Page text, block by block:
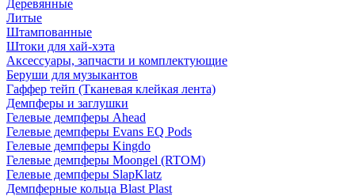
Деревянные
Литые
Штампованные
Штоки для хай-хэта
Аксессуары, запчасти и комплектующие
Беруши для музыкантов
Гаффер тейп (Тканевая клейкая лента)
Демпферы и заглушки
Гелевые демпферы Ahead
Гелевые демпферы Evans EQ Pods
Гелевые демпферы Kingdo
Гелевые демпферы Moongel (RTOM)
Гелевые демпферы SlapKlatz
Демпферные кольца Blast Plast